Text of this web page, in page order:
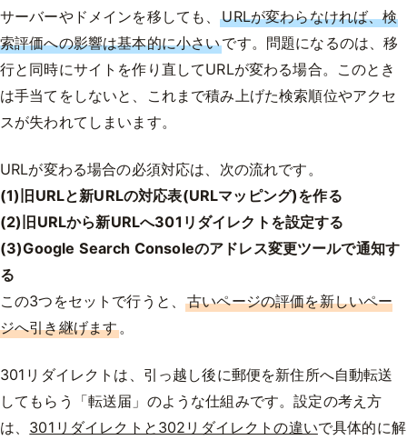
サーバーやドメインを移しても、URLが変わらなければ、検
索評価への影響は基本的に小さいです。問題になるのは、移
行と同時にサイトを作り直してURLが変わる場合。このとき
は手当てをしないと、これまで積み上げた検索順位やアクセ
スが失われてしまいます。
URLが変わる場合の必須対応は、次の流れです。
(1)旧URLと新URLの対応表(URLマッピング)を作る
(2)旧URLから新URLへ301リダイレクトを設定する
(3)Google Search Consoleのアドレス変更ツールで通知す
る
この3つをセットで行うと、古いページの評価を新しいペー
ジへ引き継げます。
301リダイレクトは、引っ越し後に郵便を新住所へ自動転送
してもらう「転送届」のような仕組みです。設定の考え方
は、 301リダイレクトと302リダイレクトの違いで具体的に解